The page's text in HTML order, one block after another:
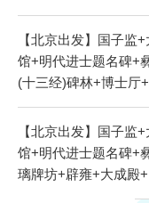
【北京出发】国子监
馆+明代进士题名碑+
(十三经)碑林+博士厅
京孔庙-敕修文庙碑1
【北京出发】国子监
馆+明代进士题名碑+
璃牌坊+辟雍+大成殿